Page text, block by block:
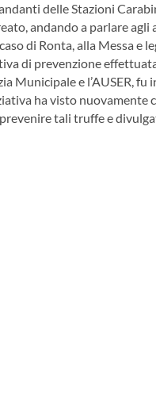
delle Stazioni
andando a parlare agli
di Ronta, alla Messa e
di prevenzione
Municipale e l’AUSER,
ha visto
tali truffe e